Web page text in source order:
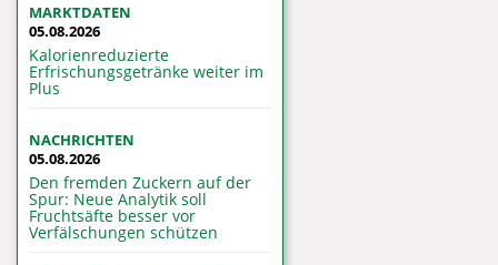
MARKTDATEN
05.08.2026
Kalorienreduzierte
Erfrischungsgetränke weiter im
Plus
NACHRICHTEN
05.08.2026
Den fremden Zuckern auf der
Spur: Neue Analytik soll
Fruchtsäfte besser vor
Verfälschungen schützen